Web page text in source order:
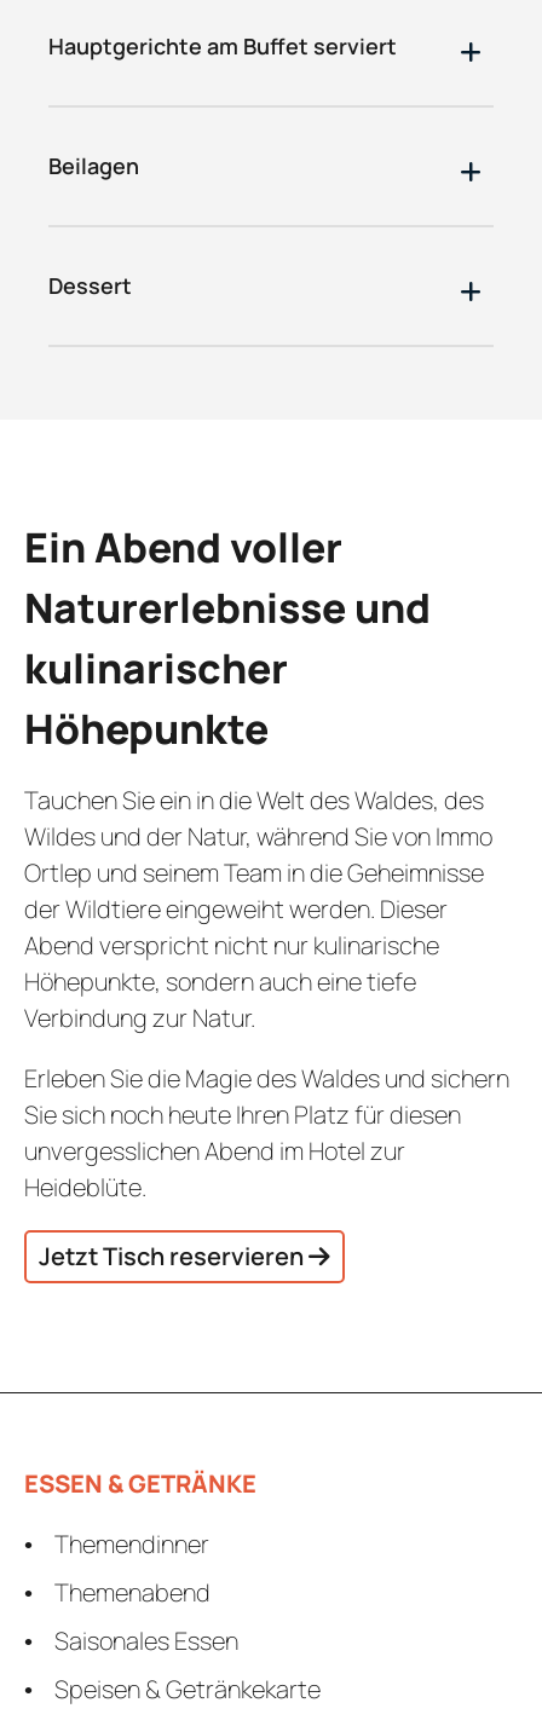
Hauptgerichte am Buffet serviert
Beilagen
Dessert
Ein Abend voller
Naturerlebnisse und
kulinarischer
Höhepunkte
Tauchen Sie ein in die Welt des Waldes, des
Wildes und der Natur, während Sie von Immo
Ortlep und seinem Team in die Geheimnisse
der Wildtiere eingeweiht werden. Dieser
Abend verspricht nicht nur kulinarische
Höhepunkte, sondern auch eine tiefe
Verbindung zur Natur.
Erleben Sie die Magie des Waldes und sichern
Sie sich noch heute Ihren Platz für diesen
unvergesslichen Abend im Hotel zur
Heideblüte.
Jetzt Tisch reservieren
ESSEN & GETRÄNKE
Themendinner
Themenabend
Saisonales Essen
Speisen & Getränkekarte